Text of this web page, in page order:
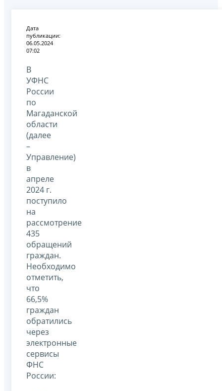
Дата
публикации:
06.05.2024
07:02
В
УФНС
России
по
Магаданской
области
(далее
–
Управление)
в
апреле
2024 г.
поступило
на
рассмотрение
435
обращений
граждан.
Необходимо
отметить,
что
66,5%
граждан
обратились
через
электронные
сервисы
ФНС
России: